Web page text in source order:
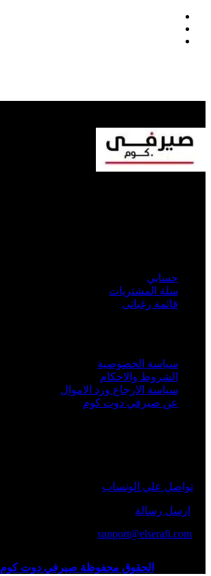
حسابي
سلة المشتريات
قائمة رغباتى
سياسة الخصوصية
الشروط والاحكام
سياسة الارجاع ورد الاموال
عن صيرفي دوت كوم
تواصل علي الوتساب
ارسل رسالة
support@elserafi.com
الحقوق محفوظة صيرفي دوت كوم